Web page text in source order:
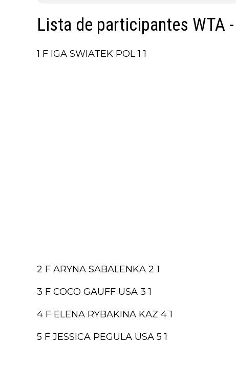
Lista de participantes WTA
1 F IGA SWIATEK POL 1 1
2 F ARYNA SABALENKA 2 1
3 F COCO GAUFF USA 3 1
4 F ELENA RYBAKINA KAZ 4 1
5 F JESSICA PEGULA USA 5 1